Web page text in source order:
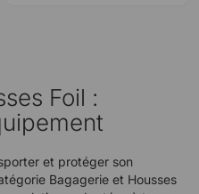
Foil :
et protéger son
Bagagerie et Housses